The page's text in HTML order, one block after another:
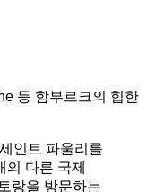
등 함부르크의 힙한
인트 파울리를
다른 국제
랑을 방문하는